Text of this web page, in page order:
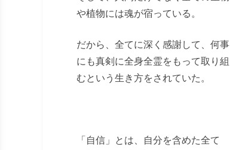
や植物には魂が宿っている。
だから、全てに深く感謝して、何事
にも真剣に全身全霊をもって取り組
むという生き方をされていた。
「自信」とは、自分を含めた全て